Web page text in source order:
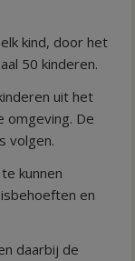
kind, door het
50 kinderen.
uit het
omgeving. De
volgen.
kunnen
en
daarbij de